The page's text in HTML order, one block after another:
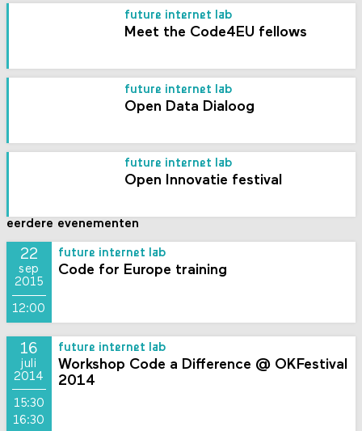
future internet lab
Meet the Code4EU fellows
future internet lab
Open Data Dialoog
future internet lab
Open Innovatie festival
eerdere evenementen
22
sep
2015
12:00
future internet lab
Code for Europe training
16
juli
2014
15:30
16:30
future internet lab
Workshop Code a Difference @ OKFestival
2014